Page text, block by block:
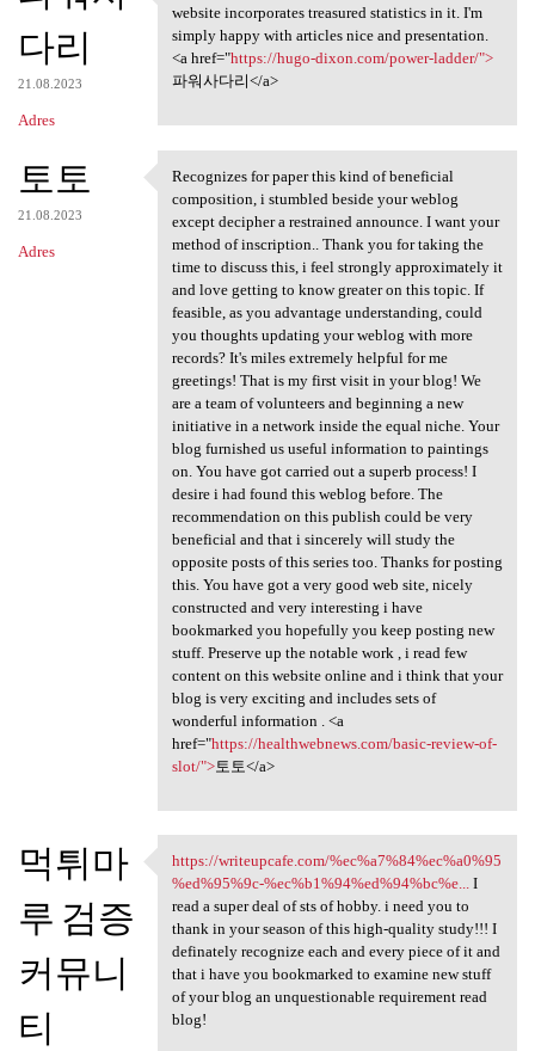
o
m
e
n
a
r
z
다리
21.08.2023
Adres
This is my first time i visit
website incorporates treasured statistics in it. I'm
simply happy with articles nice and presentation.
<a href="https://hugo-dixon.com/power-ladder/">
파워사다리</a>
토토
21.08.2023
Adres
Recognizes for paper this
Recognizes for paper this kind of beneficial
composition, i stumbled beside your weblog
except decipher a restrained announce. I want your
method of inscription.. Thank you for taking the
time to discuss this, i feel strongly approximately it
and love getting to know greater on this topic. If
feasible, as you advantage understanding, could
you thoughts updating your weblog with more
records? It's miles extremely helpful for me
greetings! That is my first visit in your blog! We
are a team of volunteers and beginning a new
initiative in a network inside the equal niche. Your
blog furnished us useful information to paintings
on. You have got carried out a superb process! I
desire i had found this weblog before. The
recommendation on this publish could be very
beneficial and that i sincerely will study the
opposite posts of this series too. Thanks for posting
this. You have got a very good web site, nicely
constructed and very interesting i have
bookmarked you hopefully you keep posting new
stuff. Preserve up the notable work , i read few
content on this website online and i think that your
blog is very exciting and includes sets of
wonderful information . <a
href="https://healthwebnews.com/basic-review-of-
slot/">토토</a>
먹튀마
루 검증
커뮤니
티
https://writeupcafe.com/%ec
https://writeupcafe.com/%ec%a7%84%ec%a0%95
%ed%95%9c-%ec%b1%94%ed%94%bc%e...
I
read a super deal of sts of hobby. i need you to
thank in your season of this high-quality study!!! I
definately recognize each and every piece of it and
that i have you bookmarked to examine new stuff
of your blog an unquestionable requirement read
blog!